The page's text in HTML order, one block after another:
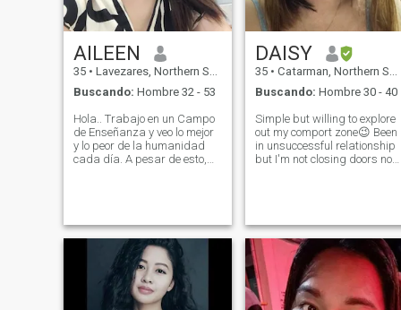
AILEEN
35 • Lavezares, Northern Samar, Filipinas
Buscando: Hombre 32 - 53
Hola.. Trabajo en un Campo
de Enseñanza y veo lo mejor
y lo peor de la humanidad
cada día. A pesar de esto,
quiera hacer del mundo un
lugar mejor. Vengo de una
familia unida y estoy muy
cerca de mi hijo, hermanos y
padres. Estoy buscando un
hombre que pueda ser mi
mejor amigo, así como mi
DAISY
35 • Catarman, Northern Samar, Filipinas
Buscando: Hombre 30 - 40
Simple but willing to explore
out my comport zone😉 Been
in unsuccessful relationship
but I'm not closing doors nor
work in